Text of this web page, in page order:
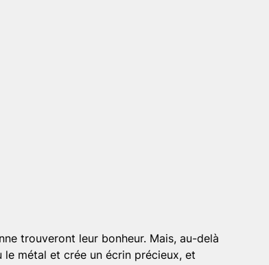
trouveront leur bonheur. Mais, au-delà
le métal et crée un écrin précieux, et